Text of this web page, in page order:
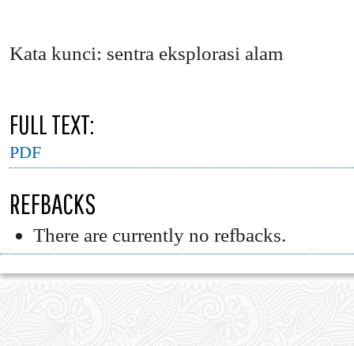
Kata kunci: sentra eksplorasi alam
FULL TEXT:
PDF
REFBACKS
There are currently no refbacks.